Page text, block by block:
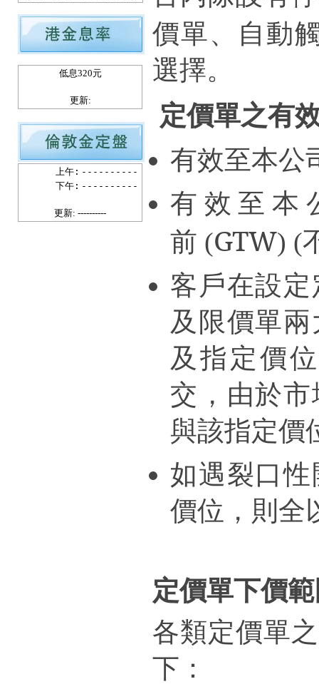
低息320元
更新:
上午: ----------
下午: ----------
更新: ----------
價單、自動
選擇。
定價單之有
有效至本公
有效至本
前 (GTW) (
客戶在設
及限價單
及指定價
交，由於
與該指定價
如遇裂口
價位，則全
定價單下價
各類定價單
下：